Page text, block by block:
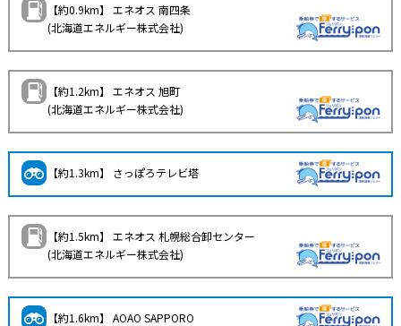
【約0.9km】 エネオス 南四条
(北海道エネルギー株式会社)
【約1.2km】 エネオス 旭町
(北海道エネルギー株式会社)
【約1.3km】 さっぽろテレビ塔
【約1.5km】 エネオス 札幌総合卸センター
(北海道エネルギー株式会社)
【約1.6km】 AOAO SAPPORO